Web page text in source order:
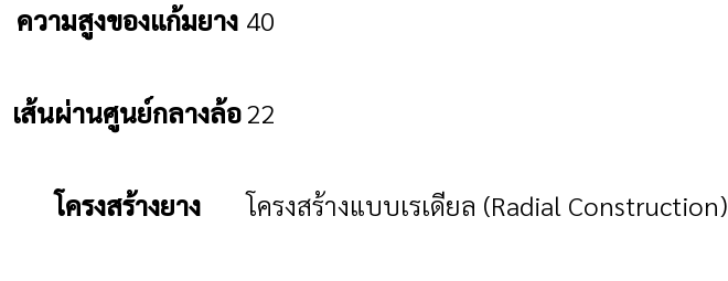
ความสูงของแก้มยาง 40
เส้นผ่านศูนย์กลางล้อ22
โครงสร้างยาง โครงสร้างแบบเรเดียล (Radial Construction)